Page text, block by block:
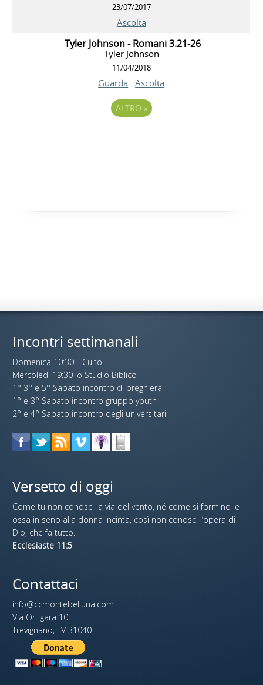
23/07/2017
Ascolta
Tyler Johnson - Romani 3.21-26
Tyler Johnson
11/04/2018
Guarda Ascolta
ALTRO »
Incontri settimanali
Domenica 10:30 il Culto
Mercoledi 19:30 lo Studio Biblico
1° 3° e 5° Sabato incontro di preghiera
1° e 3° Sabato incontro gruppo youth
2° e 4° Sabato incontro degli universitari
Versetto di oggi
Come tu non conosci la via del vento, né come si formino le
ossa in seno alla donna incinta, così non conosci l’opera di
Dio, che fa tutto.
Ecclesiaste 11:5
Contattaci
info@ccmontebelluna.com
Via Ortigara 10
Trevignano, TV 31040